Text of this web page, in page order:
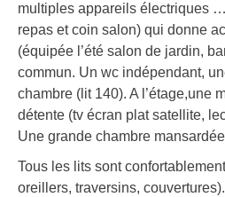
multiples appareils électriques
repas et coin salon) qui donne
(équipée l’été salon de jardin,
commun. Un wc indépendant,
chambre (lit 140). A l’étage,une
détente (tv écran plat satellite,
Une grande chambre
Tous les lits sont
oreillers, traversins,